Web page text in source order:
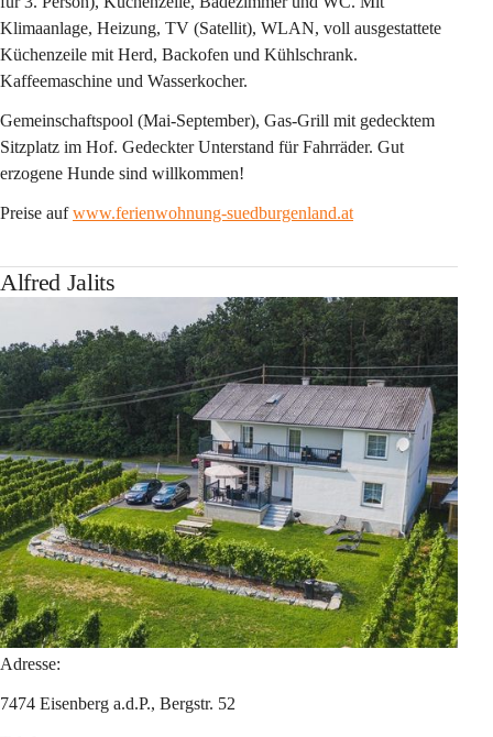
Klimaanlage, Heizung, TV (Satellit), WLAN, voll ausgestattete
Küchenzeile mit Herd, Backofen und Kühlschrank.
Kaffeemaschine und Wasserkocher.
Gemeinschaftspool (Mai-September), Gas-Grill mit gedecktem
Sitzplatz im Hof. Gedeckter Unterstand für Fahrräder. Gut
erzogene Hunde sind willkommen!
Preise auf www.ferienwohnung-suedburgenland.at
Alfred Jalits
Adresse:
7474 Eisenberg a.d.P., Bergstr. 52